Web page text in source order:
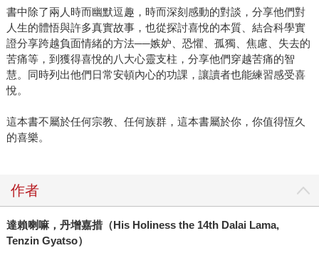
書中除了兩人時而幽默逗趣，時而深刻感動的對談，分享他們對
人生的體悟與許多真實故事，也從探討喜悅的本質、結合科學實
證分享跨越負面情緒的方法──嫉妒、恐懼、孤獨、焦慮、失去的
苦痛等，到獲得喜悅的八大心靈支柱，分享他們穿越苦痛的智
慧。同時列出他們日常安頓內心的功課，讓讀者也能練習感受喜
悅。
這本書不屬於任何宗教、任何族群，這本書屬於你，你值得恆久
的喜樂。
作者
達賴喇嘛，丹增嘉措（His Holiness the 14th Dalai Lama,
Tenzin Gyatso）